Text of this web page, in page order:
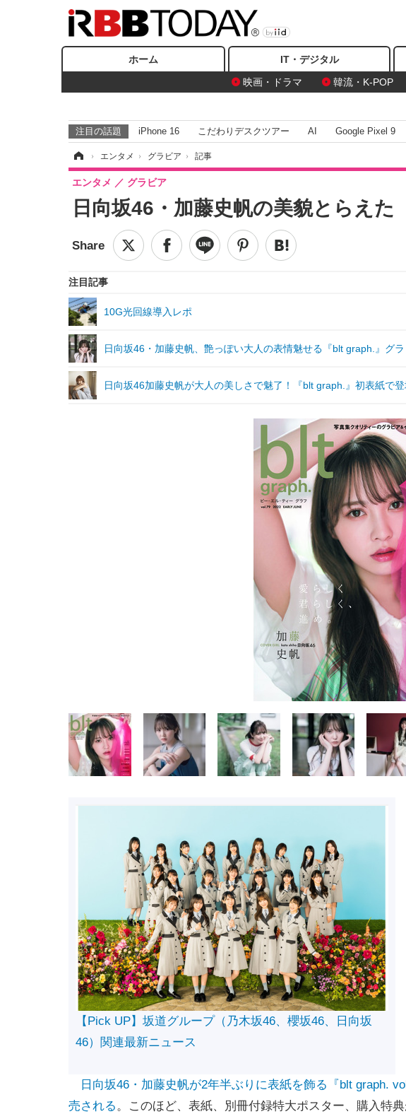
ホーム IT・デジタル
映画・ドラマ
韓流・K-POP
注目の話題 iPhone 16 こだわりデスクツアー AI Google Pixel 9
› エンタメ › グラビア › 記事
日向坂46・加藤史帆の美貌とらえ
エンタメ グラビア
注目記事
10G光回線導入レポ
日向坂46・加藤史帆、艶っぽい大人の表情魅せる『blt graph.』グ
日向坂46加藤史帆が大人の美しさで魅了！『blt graph.』初表紙で
【Pick UP】坂道グループ（乃木坂46、櫻坂46、日向坂
46）関連最新ニュース
日向坂46・加藤史帆が2年半ぶりに表紙を飾る『blt graph.
売される。このほど、表紙、別冊付録特大ポスター、購入特典